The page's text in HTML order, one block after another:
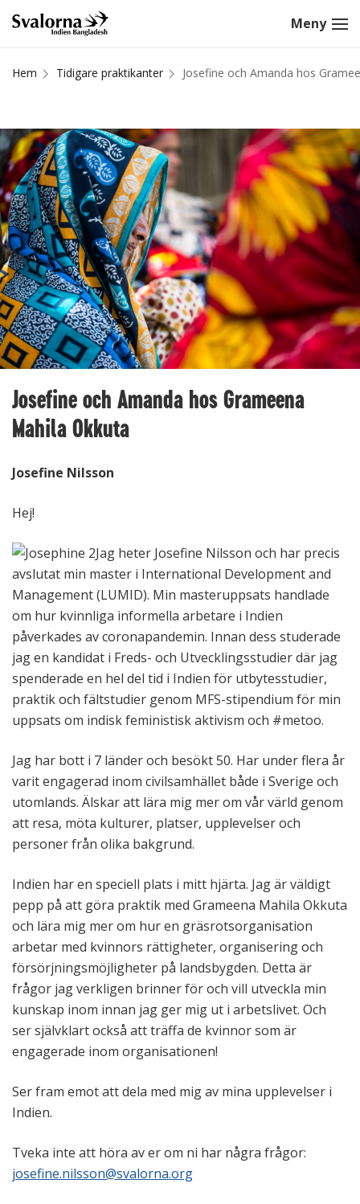
Hem Tidigare praktikanter Josefine och Amanda hos
Josefine och Amanda hos Grameena
Mahila Okkuta
Josefine Nilsson
Hej!
Jag heter Josefine Nilsson och har precis
avslutat min master i International Development and
Management (LUMID). Min masteruppsats handlade
om hur kvinnliga informella arbetare i Indien
påverkades av coronapandemin. Innan dess studerade
jag en kandidat i Freds- och Utvecklingsstudier där jag
spenderade en hel del tid i Indien för utbytesstudier,
praktik och fältstudier genom MFS-stipendium för min
uppsats om indisk feministisk aktivism och #metoo.
Jag har bott i 7 länder och besökt 50. Har under flera år
varit engagerad inom civilsamhället både i Sverige och
utomlands. Älskar att lära mig mer om vår värld genom
att resa, möta kulturer, platser, upplevelser och
personer från olika bakgrund.
Indien har en speciell plats i mitt hjärta. Jag är väldigt
pepp på att göra praktik med Grameena Mahila Okkuta
och lära mig mer om hur en gräsrotsorganisation
arbetar med kvinnors rättigheter, organisering och
försörjningsmöjligheter på landsbygden. Detta är
frågor jag verkligen brinner för och vill utveckla min
kunskap inom innan jag ger mig ut i arbetslivet. Och
ser självklart också att träffa de kvinnor som är
engagerade inom organisationen!
Ser fram emot att dela med mig av mina upplevelser i
Indien.
Tveka inte att höra av er om ni har några frågor:
josefine.nilsson@svalorna.org